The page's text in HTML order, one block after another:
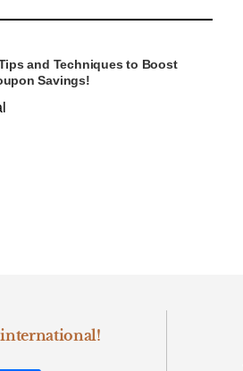
and Techniques to Boost
Savings!